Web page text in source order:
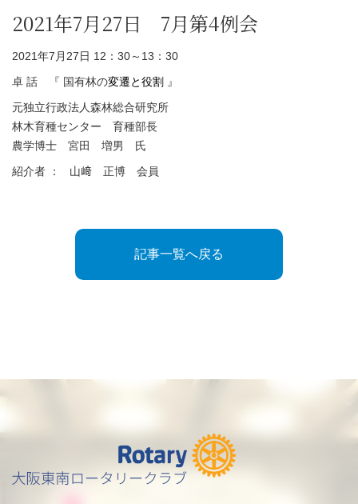
2021年7月27日 7月第4例会
2021年7月27日 12：30～13：30
卓 話 『 国有林の変遷と役割
』
元独立行政法人森林総合研究所
林木育種センター 育種部長
農学博士 宮田 増男 氏
紹介者 ： 山﨑 正博 会員
記事一覧へ戻る